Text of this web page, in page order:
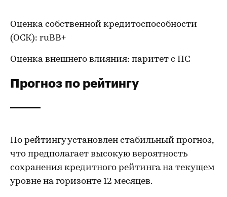
Оценка собственной кредитоспособности
(ОСК): ruВВ+
Оценка внешнего влияния: паритет с ПС
Прогноз по рейтингу
По рейтингу установлен стабильный прогноз,
что предполагает высокую вероятность
сохранения кредитного рейтинга на текущем
уровне на горизонте 12 месяцев.